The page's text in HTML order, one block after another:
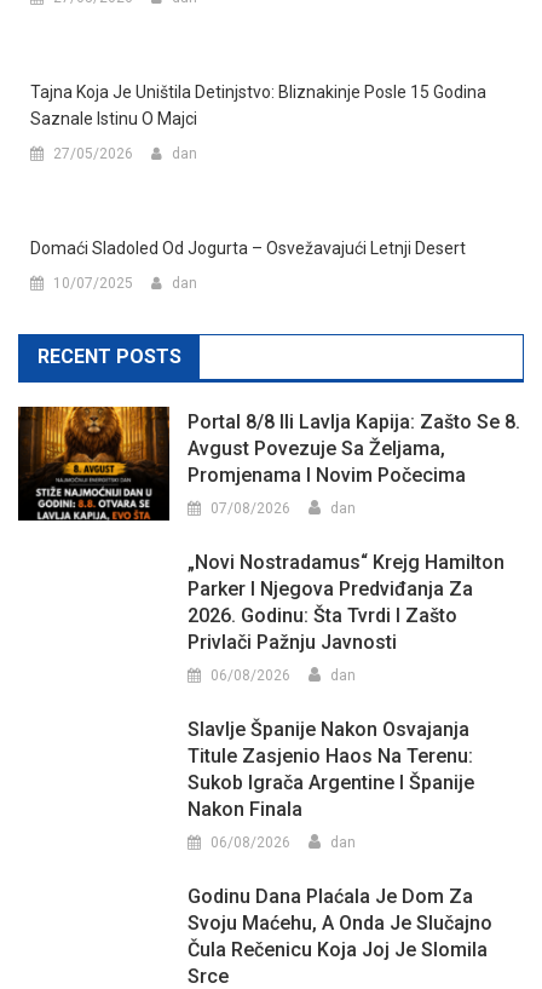
Tajna Koja Je Uništila Detinjstvo: Bliznakinje Posle 15 Godina
Saznale Istinu O Majci
27/05/2026 dan
Domaći Sladoled Od Jogurta – Osvežavajući Letnji Desert
10/07/2025 dan
RECENT POSTS
Portal 8/8 Ili Lavlja Kapija: Zašto Se 8.
Avgust Povezuje Sa Željama,
Promjenama I Novim Počecima
07/08/2026 dan
„Novi Nostradamus“ Krejg Hamilton
Parker I Njegova Predviđanja Za
2026. Godinu: Šta Tvrdi I Zašto
Privlači Pažnju Javnosti
06/08/2026 dan
Slavlje Španije Nakon Osvajanja
Titule Zasjenio Haos Na Terenu:
Sukob Igrača Argentine I Španije
Nakon Finala
06/08/2026 dan
Godinu Dana Plaćala Je Dom Za
Svoju Maćehu, A Onda Je Slučajno
Čula Rečenicu Koja Joj Je Slomila
Srce